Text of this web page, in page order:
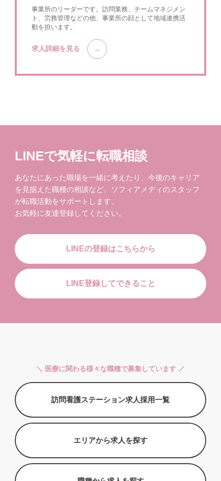
事業所のリーダーです。訪問業務、チームマネジメン
ト、労務管理などの他、事業所の顔として地域連携活
動を担います。
求人詳細を見る
LINEで気軽に転職相談
あなたにあった職場を一緒に考えたり、今後のキャリア
を見据えた職種の相談など、ソフィアメディのスタッフ
が転職活動をサポートします。
お気軽に友達登録してください。
LINEの登録はこちらから
LINE登録してできること
＼ 医療に関わる様々な職種で募集しています ／
訪問看護ステーション求人採用一覧
エリアから求人を探す